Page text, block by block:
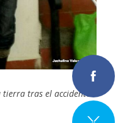
tierra tras el accidente.